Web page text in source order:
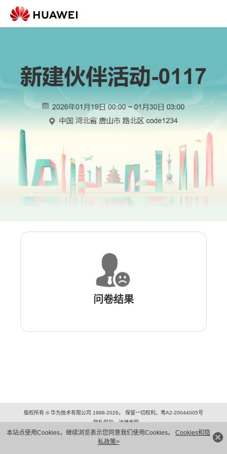
本站点使用Cookies，继续浏览表示您同意我们使用Cookies。 Cookies和隐
私政策>
问卷结果
版权所有 © 华为技术有限公司 1998-2026。 保留一切权利。粤A2-20044005号
隐私保护
法律声明